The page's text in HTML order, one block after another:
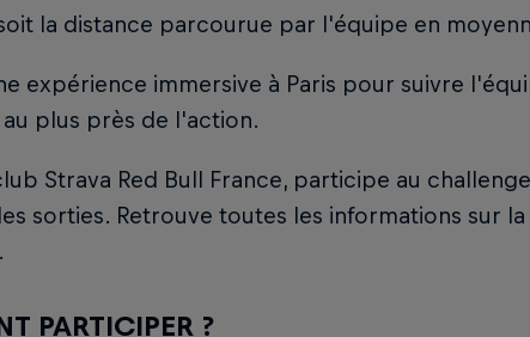
la distance parcourue par l'équipe en
expérience immersive à Paris pour suivre
au plus près de l'action.
Strava Red Bull France, participe au
sorties. Retrouve toutes les informations sur
PARTICIPER ?